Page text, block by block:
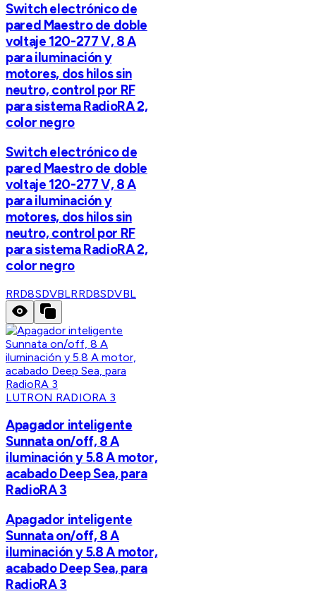
Switch electrónico de
pared Maestro de doble
voltaje 120-277 V, 8 A
para iluminación y
motores, dos hilos sin
neutro, control por RF
para sistema RadioRA 2,
color negro
Switch electrónico de
pared Maestro de doble
voltaje 120-277 V, 8 A
para iluminación y
motores, dos hilos sin
neutro, control por RF
para sistema RadioRA 2,
color negro
RRD8SDVBLRRD8SDVBL
LUTRON RADIORA 3
Apagador inteligente
Sunnata on/off, 8 A
iluminación y 5.8 A motor,
acabado Deep Sea, para
RadioRA 3
Apagador inteligente
Sunnata on/off, 8 A
iluminación y 5.8 A motor,
acabado Deep Sea, para
RadioRA 3